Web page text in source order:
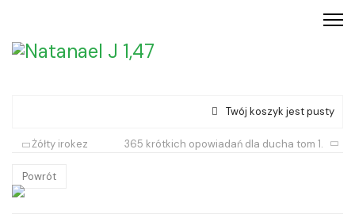
Twój koszyk jest pusty
Żółty irokez 365 krótkich opowiadań dla ducha tom 1.
Powrót